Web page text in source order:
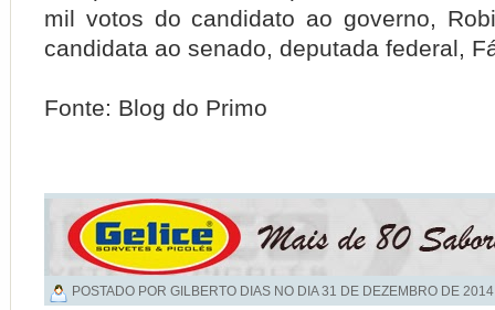
mil votos do candidato ao governo,
candidata ao senado, deputada federal,
Fonte: Blog do Primo
POSTADO POR GILBERTO DIAS NO DIA31 DE DEZEMBRO DE 2014